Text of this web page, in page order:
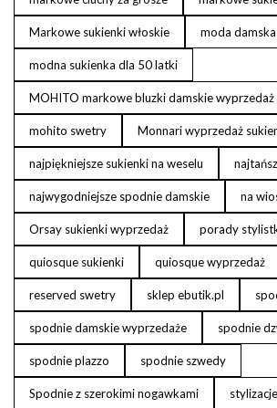
Markowe sukienki włoskie moda damska
modna sukienka dla 50 latki
MOHITO markowe bluzki damskie wyprzedaż
mohito swetry Monnari wyprzedaż
najpiękniejsze sukienki na weselu
najwygodniejsze spodnie damskie na
Orsay sukienki wyprzedaż porady
quiosque sukienki quiosque wyprzedaż
reserved swetry sklep ebutik.pl
spodnie damskie wyprzedaże spodnie
spodnie plazzo spodnie szwedy
Spodnie z szerokimi nogawkami stylizacje